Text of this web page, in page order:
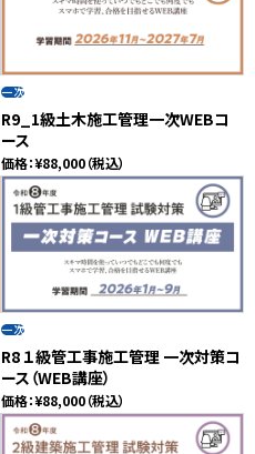
一次
R9_1級土木施工管理一次WEBコ
ース
価格：¥88,000（税込）
一次
R8 １級管工事施工管理 一次対策コ
ース（WEB講座）
価格：¥88,000（税込）